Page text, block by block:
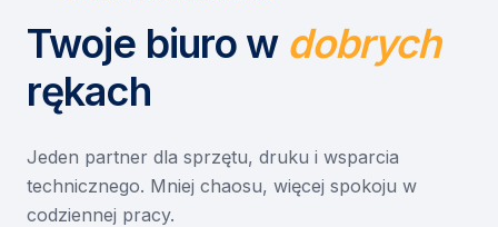
Drukarki i urządzenia wielofunkcyjne
Etykiety i identyfikacja
Skanery i obieg dokumentów
Monitory interaktywne
Niszczarki dokumentów
Wynajem drukarek
Wynajem urządzeń biurowych
Asystent druku
EZD RP
Misja szkoła
Serwis
O nas
Kontakt
Twoje biuro w dobrych
rękach
Jeden partner dla sprzętu, druku i wsparcia
technicznego. Mniej chaosu, więcej spokoju w
codziennej pracy.